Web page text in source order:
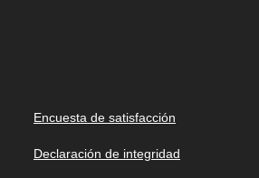
Encuesta de satisfacción
Declaración de integridad